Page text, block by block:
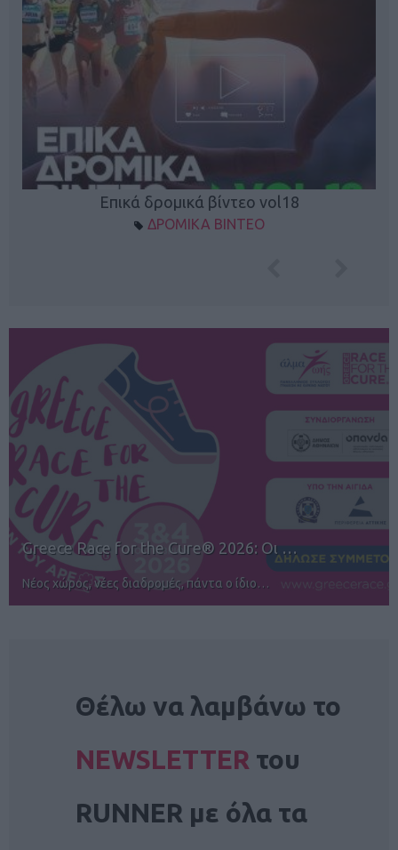
Επικά δρομικά βίντεο vol18
ΔΡΟΜΙΚΑ ΒΙΝΤΕΟ
12ος TUI Rhodes Marathon: Άνοιγμα ε…
Αγώνες για όλους στην Ρόδο
Θέλω να λαμβάνω το
NEWSLETTER του
RUNNER με όλα τα